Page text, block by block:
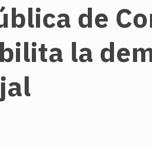
de
la